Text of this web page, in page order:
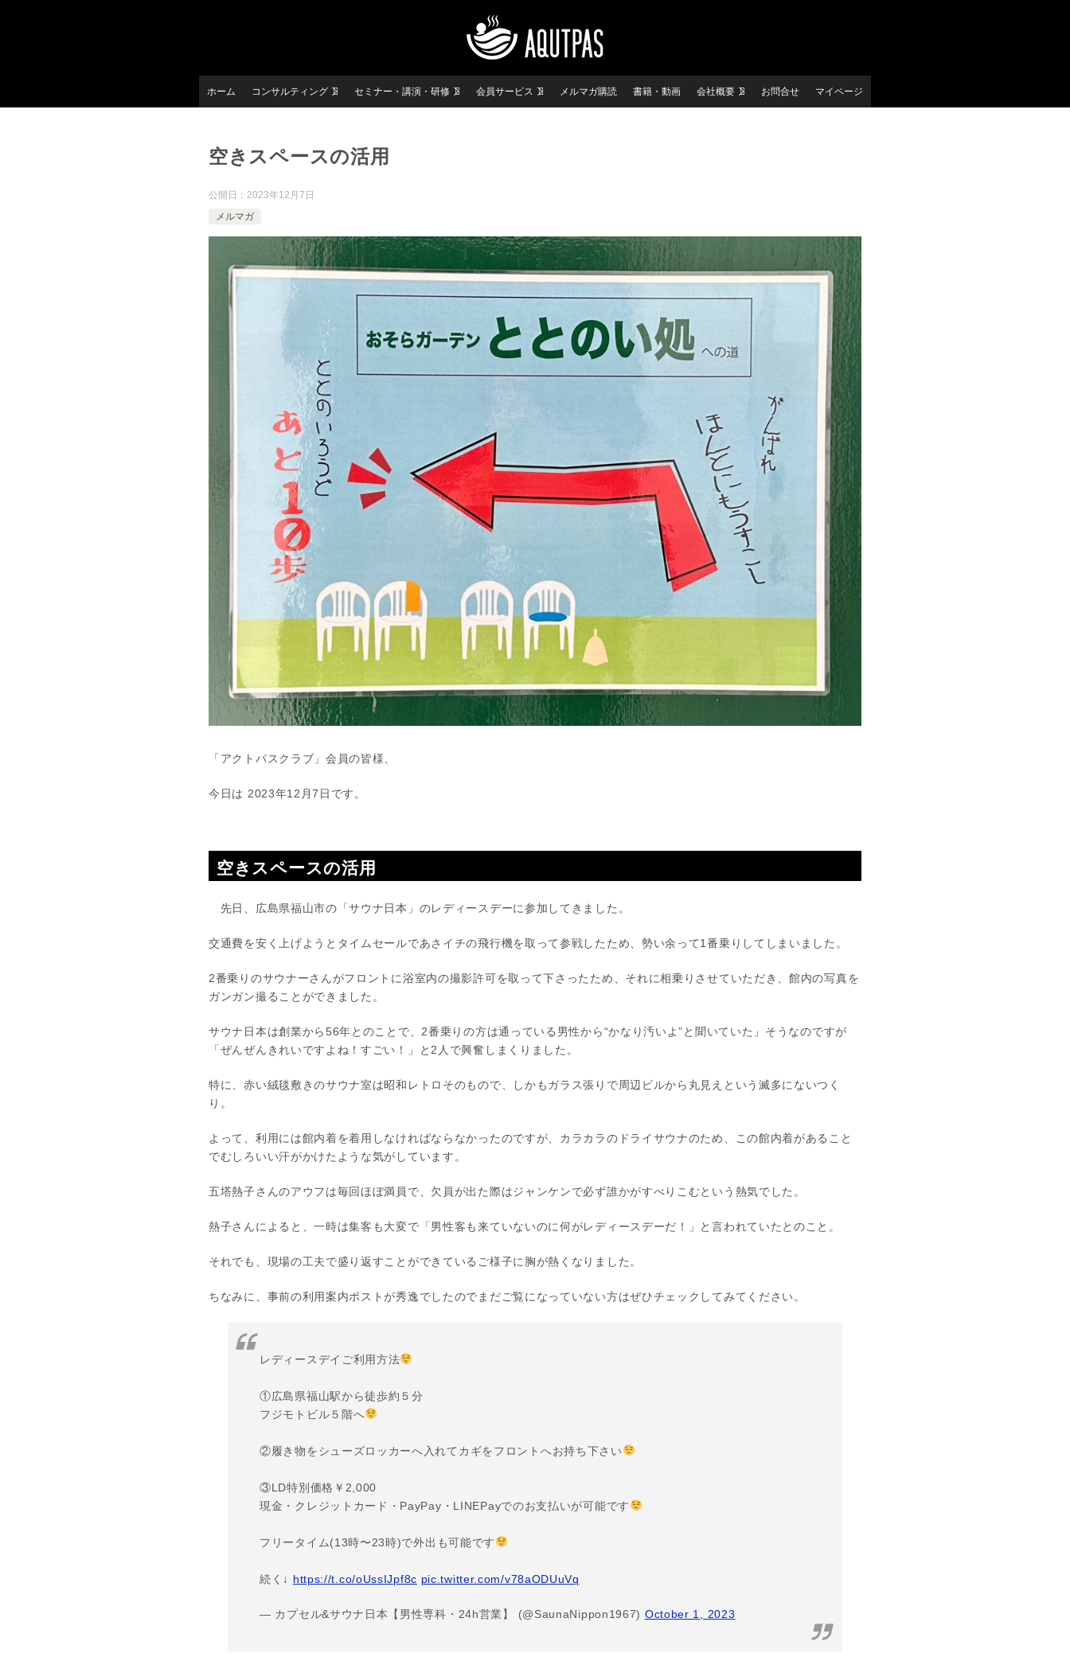
ホーム コンサルティング セミナー・講演・研修 会員サービス メルマガ購読 書籍・動画 会社概要 お問合せ マイページ
空きスペースの活用
公開日： 2023年12月7日
メルマガ
「アクトパスクラブ」会員の皆様、
今日は 2023年12月7日です。
空きスペースの活用
先日、広島県福山市の「サウナ日本」のレディースデーに参加してきました。
交通費を安く上げようとタイムセールであさイチの飛行機を取って参戦したため、勢い余って1番乗りしてしまいました。
2番乗りのサウナーさんがフロントに浴室内の撮影許可を取って下さったため、それに相乗りさせていただき、館内の写真を
ガンガン撮ることができました。
サウナ日本は創業から56年とのことで、2番乗りの方は通っている男性から“かなり汚いよ”と聞いていた」そうなのですが
「ぜんぜんきれいですよね！すごい！」と2人で興奮しまくりました。
特に、赤い絨毯敷きのサウナ室は昭和レトロそのもので、しかもガラス張りで周辺ビルから丸見えという滅多にないつく
り。
よって、利用には館内着を着用しなければならなかったのですが、カラカラのドライサウナのため、この館内着があること
でむしろいい汗がかけたような気がしています。
五塔熱子さんのアウフは毎回ほぼ満員で、欠員が出た際はジャンケンで必ず誰かがすべりこむという熱気でした。
熱子さんによると、一時は集客も大変で「男性客も来ていないのに何がレディースデーだ！」と言われていたとのこと。
それでも、現場の工夫で盛り返すことができているご様子に胸が熱くなりました。
ちなみに、事前の利用案内ポストが秀逸でしたのでまだご覧になっていない方はぜひチェックしてみてください。
レディースデイご利用方法
①広島県福山駅から徒歩約５分
フジモトビル５階へ
②履き物をシューズロッカーへ入れてカギをフロントへお持ち下さい
③LD特別価格￥2,000
現金・クレジットカード・PayPay・LINEPayでのお支払いが可能です
フリータイム(13時〜23時)で外出も可能です
続く↓ https://t.co/oUssIJpf8c pic.twitter.com/v78aODUuVq
— カプセル&サウナ日本【男性専科・24h営業】 (@SaunaNippon1967) October 1, 2023